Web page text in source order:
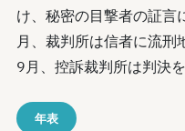
け、秘密の目撃者の証
月、裁判所は信者に流刑
9月、控訴裁判所は判決を
年表